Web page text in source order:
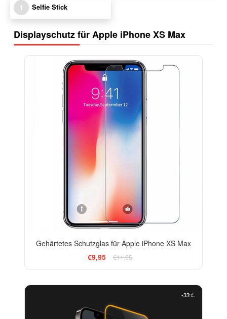
1 Selfie Stick
Displayschutz für Apple iPhone XS Max
Gehärtetes Schutzglas für Apple iPhone XS Max
€9,95
€11,95
-33%